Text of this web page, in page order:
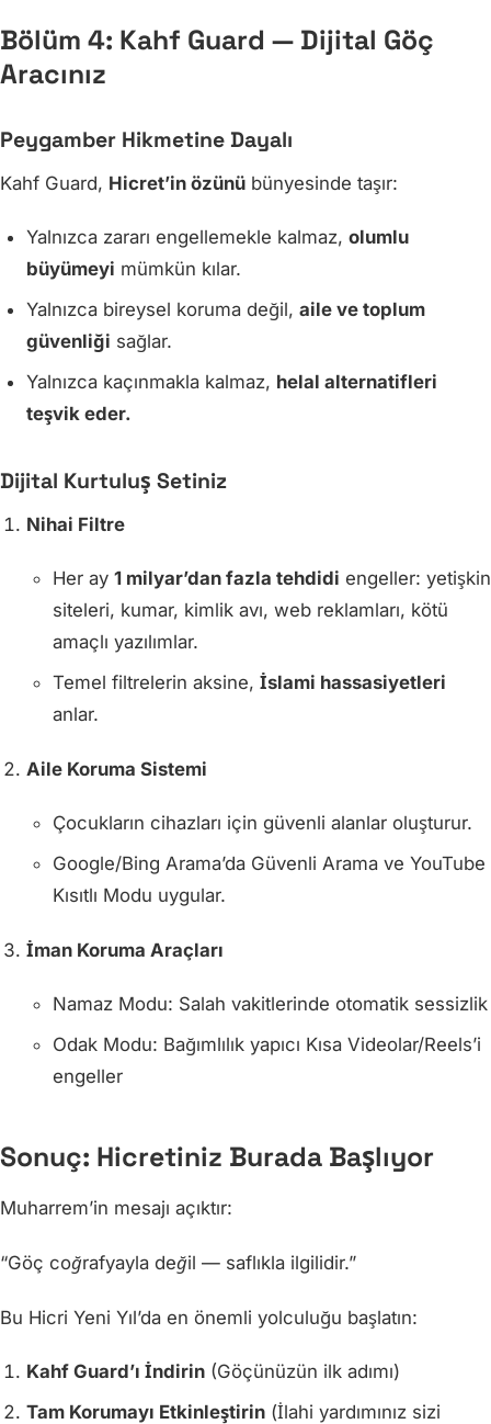
Bölüm 4: Kahf Guard — Dijital Göç
Aracınız
Peygamber Hikmetine Dayalı
Kahf Guard, Hicret’in özünü bünyesinde taşır:
Yalnızca zararı engellemekle kalmaz, olumlu
büyümeyi mümkün kılar.
Yalnızca bireysel koruma değil, aile ve toplum
güvenliği sağlar.
Yalnızca kaçınmakla kalmaz, helal alternatifleri
teşvik eder.
Dijital Kurtuluş Setiniz
Nihai Filtre
Her ay 1 milyar’dan fazla tehdidi engeller: yetişkin
siteleri, kumar, kimlik avı, web reklamları, kötü
amaçlı yazılımlar.
Temel filtrelerin aksine, İslami hassasiyetleri
anlar.
Aile Koruma Sistemi
Çocukların cihazları için güvenli alanlar oluşturur.
Google/Bing Arama’da Güvenli Arama ve YouTube
Kısıtlı Modu uygular.
İman Koruma Araçları
Namaz Modu: Salah vakitlerinde otomatik sessizlik
Odak Modu: Bağımlılık yapıcı Kısa Videolar/Reels’i
engeller
Sonuç: Hicretiniz Burada Başlıyor
Muharrem’in mesajı açıktır:
“Göç coğrafyayla değil — saflıkla ilgilidir.”
Bu Hicri Yeni Yıl’da en önemli yolculuğu başlatın:
Kahf Guard’ı İndirin (Göçünüzün ilk adımı)
Tam Korumayı Etkinleştirin (İlahi yardımınız sizi